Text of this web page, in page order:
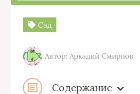
Сад
Автор: Аркадий Смирнов
Содержание